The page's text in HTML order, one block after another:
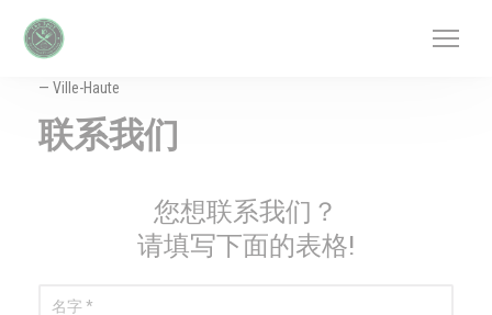
— Ville-Haute
联系我们
您想联系我们？
请填写下面的表格!